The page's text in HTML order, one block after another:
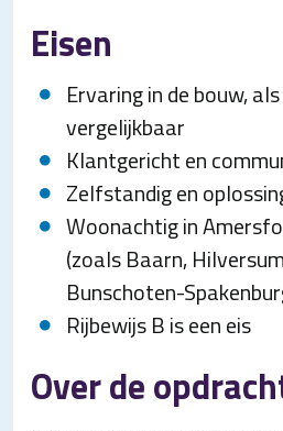
Eisen
Ervaring in de bouw,
vergelijkbaar
Klantgericht en
Zelfstandig en
Woonachtig in
(zoals Baarn,
Bunschoten-
Rijbewijs B is een eis
Over de